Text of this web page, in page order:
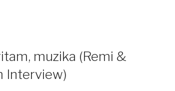
muzika (Remi &
Interview)